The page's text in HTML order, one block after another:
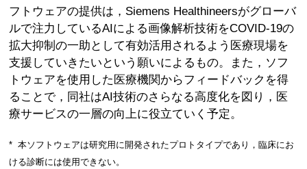
フトウェアの提供は，Siemens Healthineersがグローバ
ルで注力しているAIによる画像解析技術をCOVID-19の
拡大抑制の一助として有効活用されるよう医療現場を
支援していきたいという願いによるもの。また，ソフ
トウェアを使用した医療機関からフィードバックを得
ることで，同社はAI技術のさらなる高度化を図り，医
療サービスの一層の向上に役立ていく予定。
* 本ソフトウェアは研究用に開発されたプロトタイプであり，臨床にお
ける診断には使用できない。